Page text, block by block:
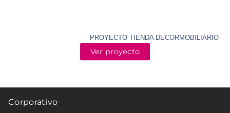
PROYECTO TIENDA DECORMOBILIARIO
Ver proyecto
Corporativo